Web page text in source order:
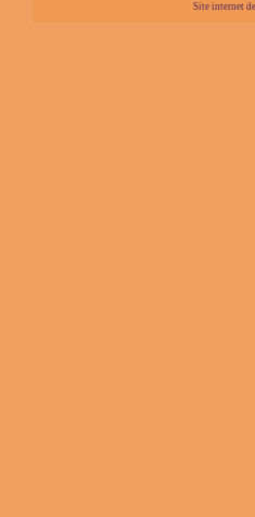
Site internet de l'Association